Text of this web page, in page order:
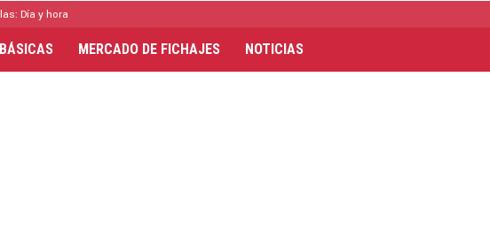
Día y hora
MERCADO DE FICHAJES NOTICIAS